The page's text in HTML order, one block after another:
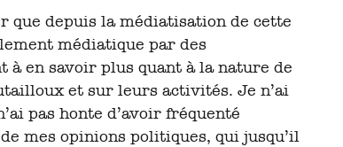
médiatique par des
en savoir plus quant à la nature de
et sur leurs activités. Je n’ai
pas honte d’avoir fréquenté
mes opinions politiques, qui jusqu’il